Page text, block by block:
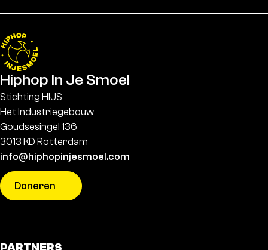
Hiphop In Je Smoel
Stichting HIJS
Het Industriegebouw
Goudsesingel 136
3013 KD Rotterdam
info@hiphopinjesmoel.com
Doneren